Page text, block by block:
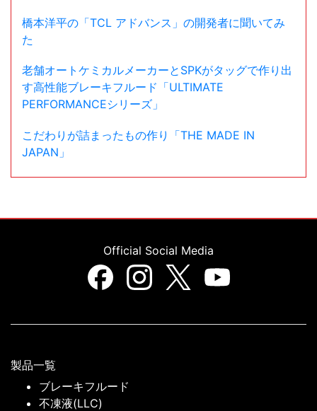
橋本洋平の「TCL アドバンス」の開発者に聞いてみ
た
老舗オートケミカルメーカーとSPKがタッグで作り出
す高性能ブレーキフルード「ULTIMATE
PERFORMANCEシリーズ」
こだわりが詰まったもの作り「THE MADE IN
JAPAN」
Official Social Media
製品一覧
ブレーキフルード
不凍液(LLC)